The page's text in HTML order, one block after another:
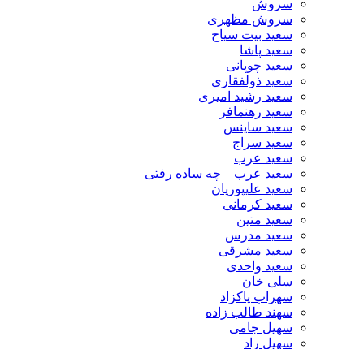
سروش
سروش مظهری
سعید بیت سیاح
سعید پاشا
سعید چوپانی
سعید ذولفقاری
سعید رشید امیری
سعید رهنمافر
سعید ساینس
سعید سراج
سعید عرب
سعید عرب – چه ساده رفتی
سعید علیپوریان
سعید کرمانی
سعید متین
سعید مدرس
سعید مشرقی
سعید واحدی
سلی خان
سهراب پاکزاد
سهند طالب زاده
سهیل جامی
سهیل راد